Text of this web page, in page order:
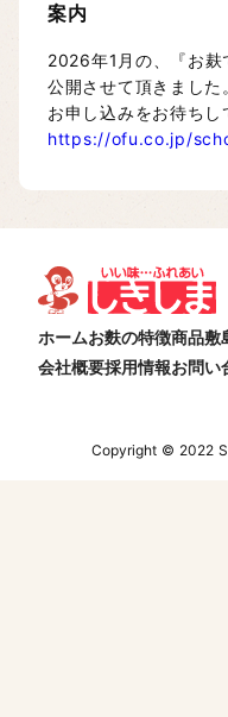
案内
2026年1月の、『お麸
公開させて頂きました
お申し込みをお待ちし
https://ofu.co.jp/
ホームお麩の特徴商品敷
会社概要採用情報お問い
Copyright © 2022